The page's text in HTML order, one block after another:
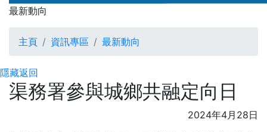
最新動向
最新動向
主頁 資訊專區 最新動向
隱藏返回
渠務署參與城鄉共融定向日
2024年4月28日